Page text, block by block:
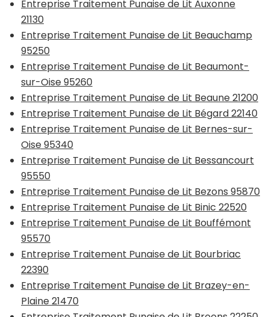
Entreprise Traitement Punaise de Lit Auxonne
21130
Entreprise Traitement Punaise de Lit Beauchamp
95250
Entreprise Traitement Punaise de Lit Beaumont-
sur-Oise 95260
Entreprise Traitement Punaise de Lit Beaune 21200
Entreprise Traitement Punaise de Lit Bégard 22140
Entreprise Traitement Punaise de Lit Bernes-sur-
Oise 95340
Entreprise Traitement Punaise de Lit Bessancourt
95550
Entreprise Traitement Punaise de Lit Bezons 95870
Entreprise Traitement Punaise de Lit Binic 22520
Entreprise Traitement Punaise de Lit Bouffémont
95570
Entreprise Traitement Punaise de Lit Bourbriac
22390
Entreprise Traitement Punaise de Lit Brazey-en-
Plaine 21470